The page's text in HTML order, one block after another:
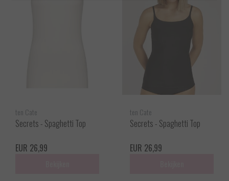
ten Cate
Secrets - Spaghetti Top
EUR 26,99
ten Cate
Secrets - Spaghetti Top
EUR 26,99